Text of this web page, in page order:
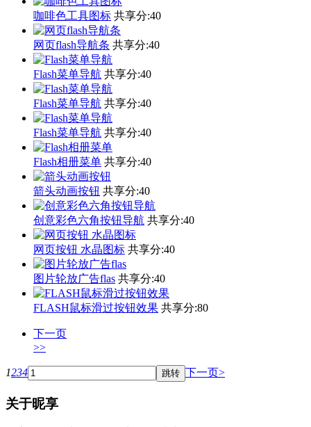
咖啡色工具图标 共享分:40
网页flash导航条 共享分:40
Flash菜单导航 共享分:40
Flash菜单导航 共享分:40
Flash菜单导航 共享分:40
Flash相册菜单 共享分:40
箭头动画按钮 共享分:40
创意彩色六角按钮导航 共享分:40
网页按钮 水晶图标 共享分:40
图片轮放广告flas 共享分:40
FLASH鼠标滑过按钮效果 共享分:80
下一页
>>
1234 下一页>
关于昵享